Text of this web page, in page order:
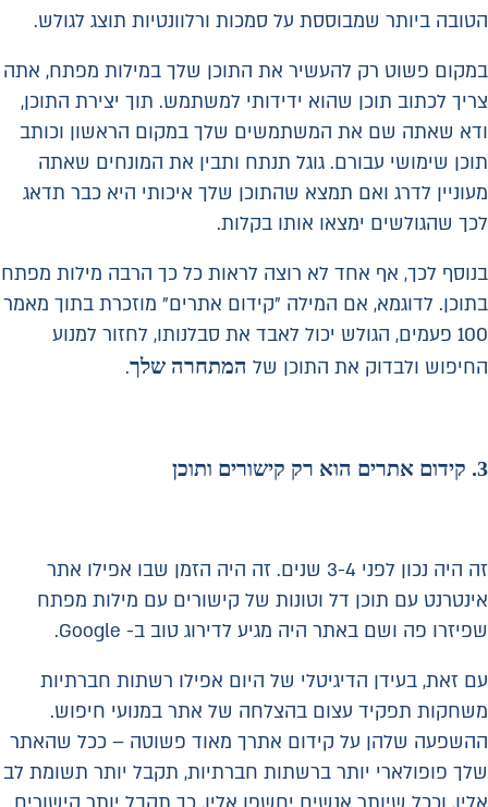
הטובה ביותר שמבוססת על סמכות ורלוונטיות תוצג לגולש.
במקום פשוט רק להעשיר את התוכן שלך במילות מפתח, אתה
צריך לכתוב תוכן שהוא ידידותי למשתמש. תוך יצירת התוכן,
ודא שאתה שם את המשתמשים שלך במקום הראשון וכותב
תוכן שימושי עבורם. גוגל תנתח ותבין את המונחים שאתה
מעוניין לדרג ואם תמצא שהתוכן שלך איכותי היא כבר תדאג
לכך שהגולשים ימצאו אותו בקלות.
בנוסף לכך, אף אחד לא רוצה לראות כל כך הרבה מילות מפתח
בתוכן. לדוגמא, אם המילה "קידום אתרים" מוזכרת בתוך מאמר
100 פעמים, הגולש יכול לאבד את סבלנותו, לחזור למנוע
החיפוש ולבדוק את התוכן של המתחרה שלך.
3. קידום אתרים הוא רק קישורים ותוכן
זה היה נכון לפני 3-4 שנים. זה היה הזמן שבו אפילו אתר
אינטרנט עם תוכן דל וטונות של קישורים עם מילות מפתח
שפיזרו פה ושם באתר היה מגיע לדירוג טוב ב- Google.
עם זאת, בעידן הדיגיטלי של היום אפילו רשתות חברתיות
משחקות תפקיד עצום בהצלחה של אתר במנועי חיפוש.
ההשפעה שלהן על קידום אתרך מאוד פשוטה – ככל שהאתר
שלך פופולארי יותר ברשתות חברתיות, תקבל יותר תשומת לב